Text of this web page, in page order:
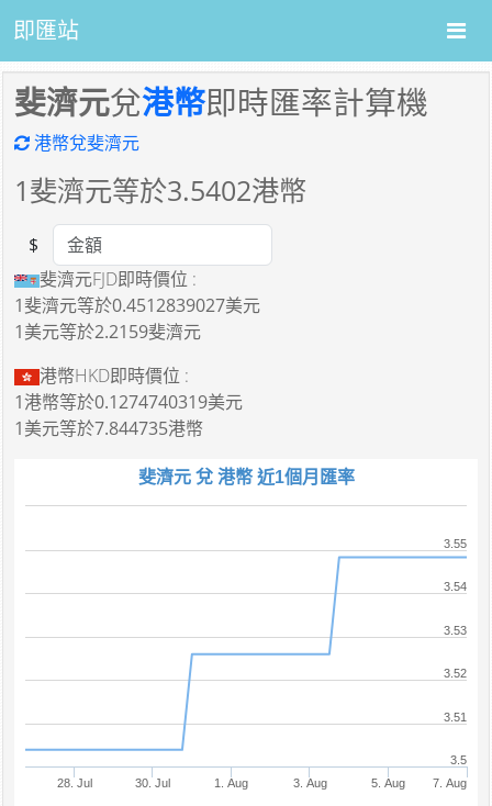
即匯站
斐濟元兌港幣即時匯率計算機
港幣兌斐濟元
1斐濟元等於3.5402港幣
Amount
$
斐濟元FJD即時價位 :
1斐濟元等於0.4512839027美元
1美元等於2.2159斐濟元
港幣HKD即時價位 :
1港幣等於0.1274740319美元
1美元等於7.844735港幣
斐濟元 兌 港幣 近1個月匯率
28. Jul 30. Jul 1. Aug 3. Aug 5. Aug 7. Aug
3.5
3.51
3.52
3.53
3.54
3.55